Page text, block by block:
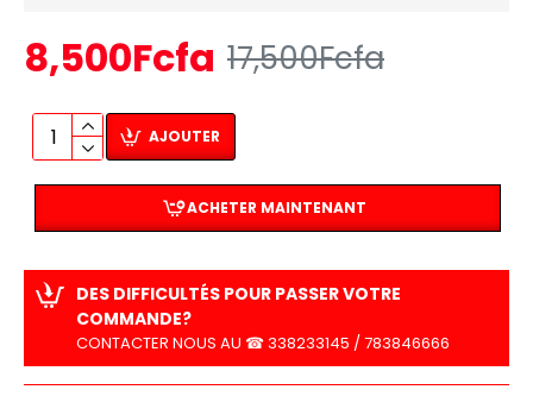
8,500Fcfa 17,500Fcfa
AJOUTER
ACHETER MAINTENANT
DES DIFFICULTÉS POUR PASSER VOTRE
COMMANDE?
CONTACTER NOUS AU ☎ 338233145 / 783846666